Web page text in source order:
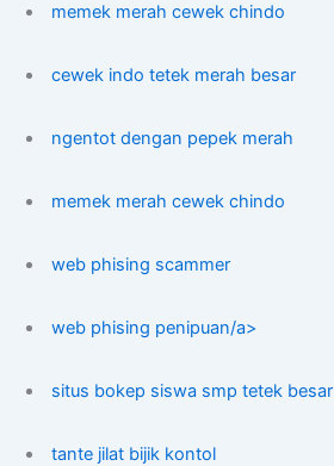
memek merah cewek chindo
cewek indo tetek merah besar
ngentot dengan pepek merah
memek merah cewek chindo
web phising scammer
web phising penipuan/a>
situs bokep siswa smp tetek besar
tante jilat bijik kontol